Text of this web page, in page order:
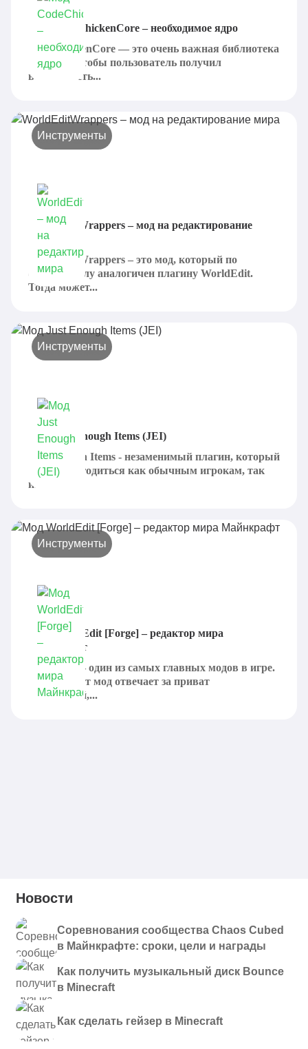
Мод CodeChickenCore – необходимое ядро
CodeChickenCore — это очень важная библиотека
для того, чтобы пользователь получил
возможность...
Инструменты
WorldEditWrappers – мод на редактирование
мира
WorldEditWrappers – это мод, который по
функционалу аналогичен плагину WorldEdit.
Тогда может...
Инструменты
Мод Just Enough Items (JEI)
Just Enough Items - незаменимый плагин, который
может пригодиться как обычным игрокам, так
и...
Инструменты
Мод WorldEdit [Forge] – редактор мира
Майнкрафт
WorldEdit – один из самых главных модов в игре.
Именно этот мод отвечает за приват
территорий,...
Новости
Соревнования сообщества Chaos Cubed
в Майнкрафте: сроки, цели и награды
Как получить музыкальный диск Bounce
в Minecraft
Как сделать гейзер в Minecraft